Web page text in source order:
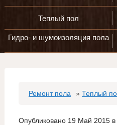
Теплый пол
Гидро- и шумоизоляция пола
Ремонт пола » Теплый
Опубликовано 19 Май 2015 в